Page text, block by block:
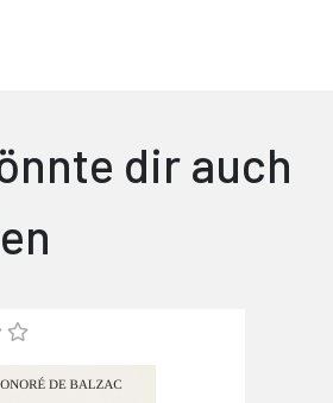
dir auch